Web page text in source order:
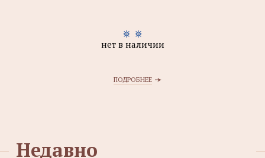
нет в наличии
ПОДРОБНЕЕ
Недавно